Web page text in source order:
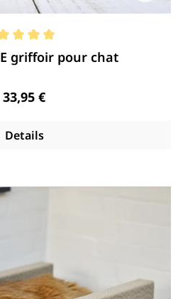
étoiles
griffoir pour chat
Regulärer Preis:
33,95 €
Details